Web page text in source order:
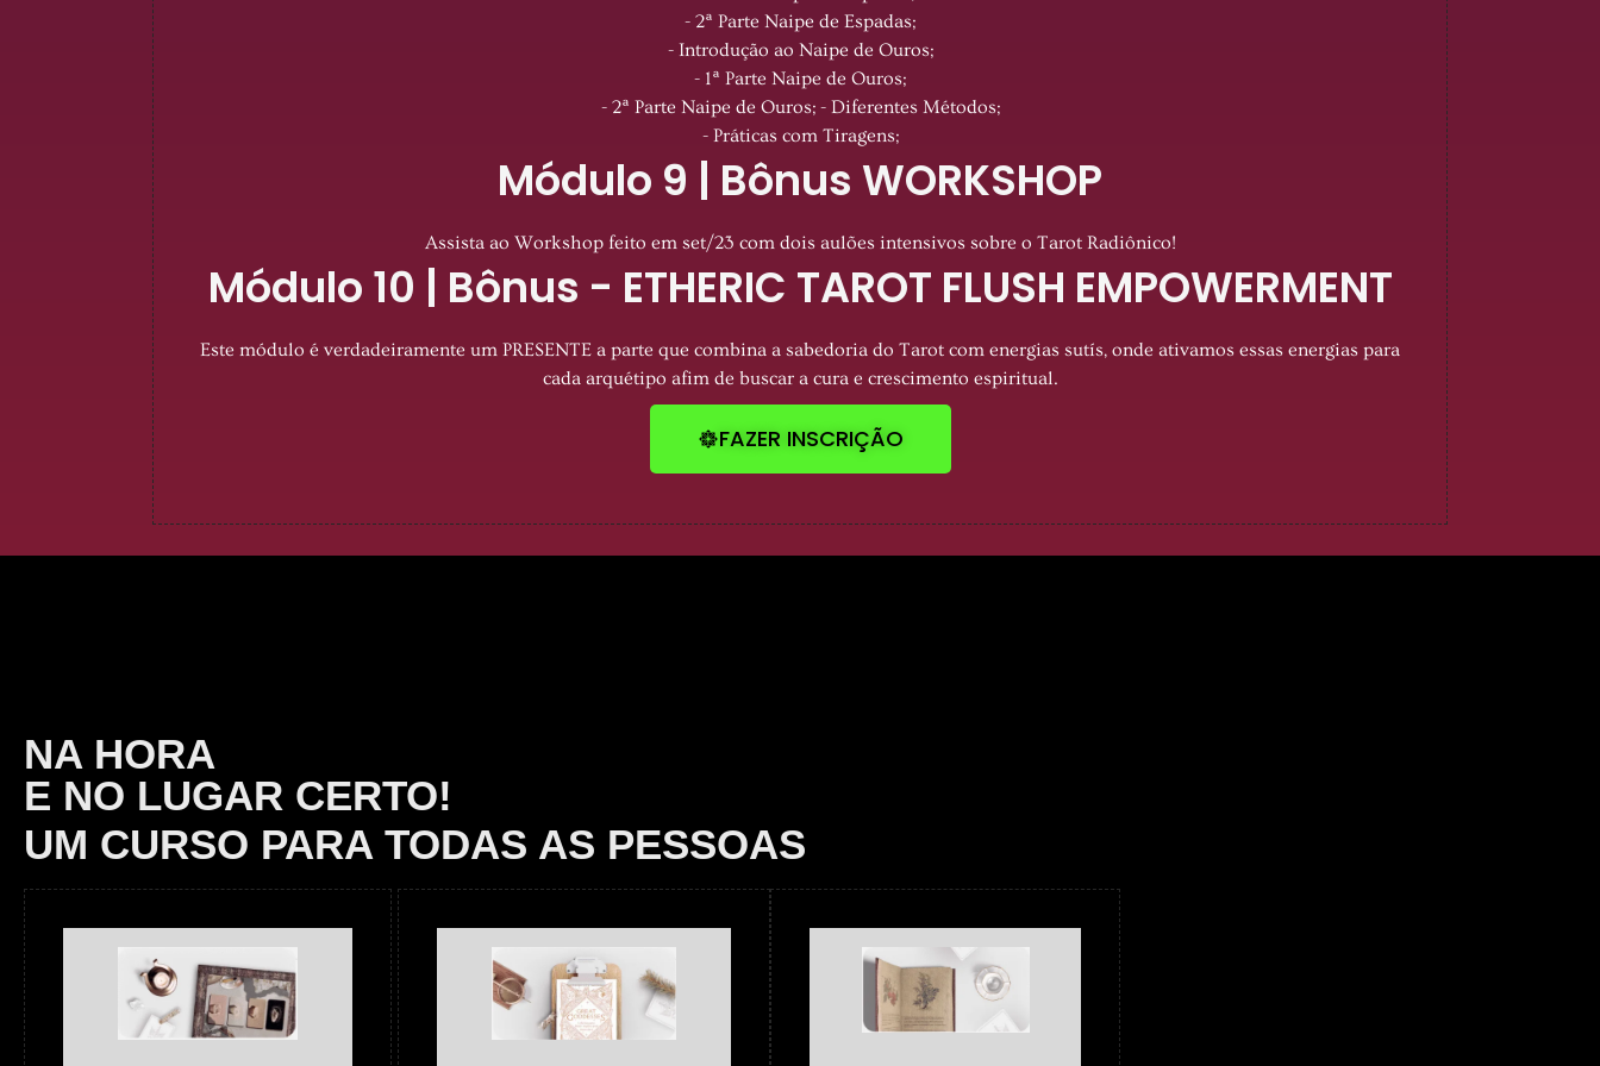
- 2ª Parte Naipe de Espadas;
- Introdução ao Naipe de Ouros;
- 1ª Parte Naipe de Ouros;
- 2ª Parte Naipe de Ouros; - Diferentes Métodos;
- Práticas com Tiragens;
Módulo 9 | Bônus WORKSHOP
Assista ao Workshop feito em set/23 com dois aulões intensivos sobre o Tarot Radiônico!
Módulo 10 | Bônus - ETHERIC TAROT FLUSH EMPOWERMENT
Este módulo é verdadeiramente um PRESENTE a parte que combina a sabedoria do Tarot com energias sutís, onde ativamos essas energias para
cada arquétipo afim de buscar a cura e crescimento espiritual.
FAZER INSCRIÇÃO
NA HORA
E NO LUGAR CERTO!
UM CURSO PARA TODAS AS PESSOAS